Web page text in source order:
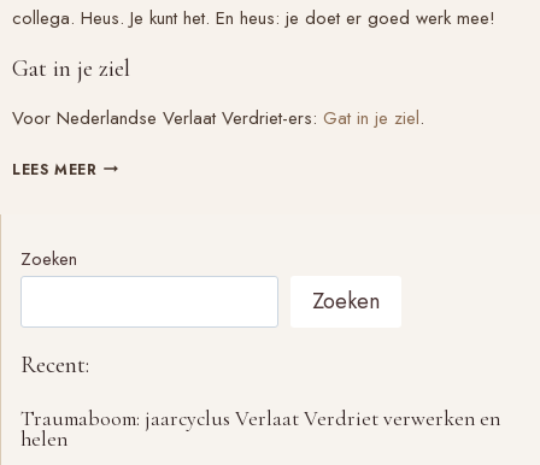
collega. Heus. Je kunt het. En heus: je doet er goed werk mee!
Gat in je ziel
Voor Nederlandse Verlaat Verdriet-ers: Gat in je ziel.
LEES MEER HET
Zoeken
Zoeken
Recent:
Traumaboom: jaarcyclus Verlaat Verdriet verwerken en
helen